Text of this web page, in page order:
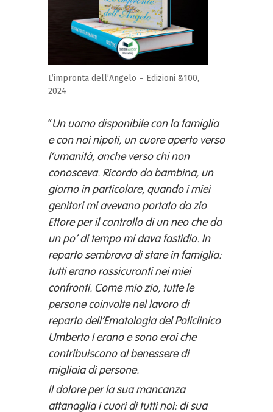
L’impronta dell’Angelo – Edizioni &100,
2024
“Un uomo disponibile con la famiglia
e con noi nipoti, un cuore aperto verso
l’umanità, anche verso chi non
conosceva. Ricordo da bambina, un
giorno in particolare, quando i miei
genitori mi avevano portato da zio
Ettore per il controllo di un neo che da
un po’ di tempo mi dava fastidio. In
reparto sembrava di stare in famiglia:
tutti erano rassicuranti nei miei
confronti. Come mio zio, tutte le
persone coinvolte nel lavoro di
reparto dell’Ematologia del Policlinico
Umberto I erano e sono eroi che
contribuiscono al benessere di
migliaia di persone.
Il dolore per la sua mancanza
attanaglia i cuori di tutti noi: di sua